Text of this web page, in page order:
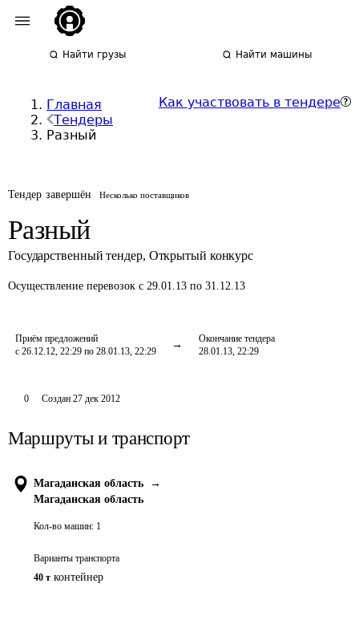
Найти грузы Найти машины
Главная
Тендеры
Разный
Как участвовать в тендере
Тендер завершён Несколько поставщиков
Разный
Государственный тендер, Открытый конкурс
Осуществление перевозок с 29.01.13 по 31.12.13
Приём предложений
с 26.12.12, 22:29 по 28.01.13, 22:29
Окончание тендера
28.01.13, 22:29
0 Создан 27 дек 2012
Маршруты и транспорт
Магаданская область
→
Магаданская область
Кол-во машин: 1
Варианты транспорта
40 т контейнер